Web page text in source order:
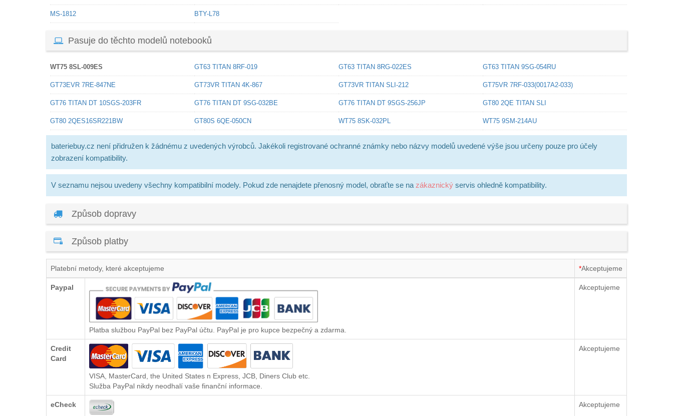
MS-1812 BTY-L78
Pasuje do těchto modelů notebooků
WT75 8SL-009ES GT63 TITAN 8RF-019 GT63 TITAN 8RG-022ES GT63 TITAN 9SG-054RU
GT73EVR 7RE-847NE GT73VR TITAN 4K-867 GT73VR TITAN SLI-212 GT75VR 7RF-033(0017A2-033)
GT76 TITAN DT 10SGS-203FR GT76 TITAN DT 9SG-032BE GT76 TITAN DT 9SGS-256JP GT80 2QE TITAN SLI
GT80 2QES16SR221BW GT80S 6QE-050CN WT75 8SK-032PL WT75 9SM-214AU
bateriebuy.cz není přidružen k žádnému z uvedených výrobců. Jakékoli registrované ochranné známky nebo názvy modelů uvedené výše jsou určeny pouze pro účely
zobrazení kompatibility.
V seznamu nejsou uvedeny všechny kompatibilní modely. Pokud zde nenajdete přenosný model, obraťte se na zákaznický servis ohledně kompatibility.
Způsob dopravy
Způsob platby
Platební metody, které akceptujeme *Akceptujeme
Paypal
Platba službou PayPal bez PayPal účtu. PayPal je pro kupce bezpečný a zdarma.
Akceptujeme
Credit
Card
VISA, MasterCard, the United States n Express, JCB, Diners Club etc.
Služba PayPal nikdy neodhalí vaše finanční informace.
Akceptujeme
eCheck Akceptujeme